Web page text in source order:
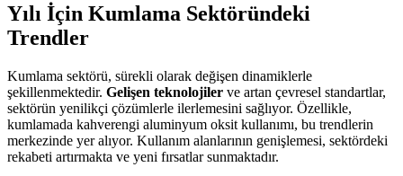
Yılı İçin Kumlama Sektöründeki
Trendler
Kumlama sektörü, sürekli olarak değişen dinamiklerle
şekillenmektedir. Gelişen teknolojiler ve artan çevresel standartlar,
sektörün yenilikçi çözümlerle ilerlemesini sağlıyor. Özellikle,
kumlamada kahverengi aluminyum oksit kullanımı, bu trendlerin
merkezinde yer alıyor. Kullanım alanlarının genişlemesi, sektördeki
rekabeti artırmakta ve yeni fırsatlar sunmaktadır.